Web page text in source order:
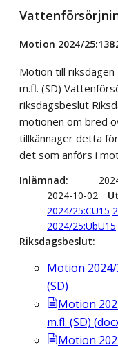
Motion 2024/
Motion till
m.fl. (SD)
riksdagsbeslut
motionen om bred
tillkännager detta
det som anförs i
Inlämnad
2024-10-02
2024/25:CU15
2024/25:UbU15
Riksdagsbeslut
Motion 2024/
(SD)
Motion
m.fl. (SD) (
Motion